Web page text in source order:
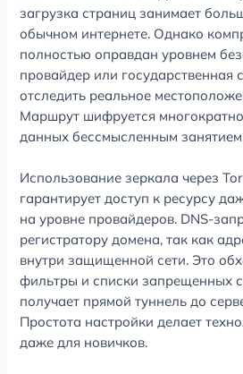
загрузка страниц занимает
обычном интернете. Однако
полностью оправдан уровнем
провайдер или государственная
отследить реальное
Маршрут шифруется
данных бессмысленным
Использование зеркала через
гарантирует доступ к ресурсу
на уровне провайдеров. DNS-
регистратору домена, так как
внутри защищенной сети. Это
фильтры и списки запрещенных
получает прямой туннель до
Простота настройки делает
даже для новичков.